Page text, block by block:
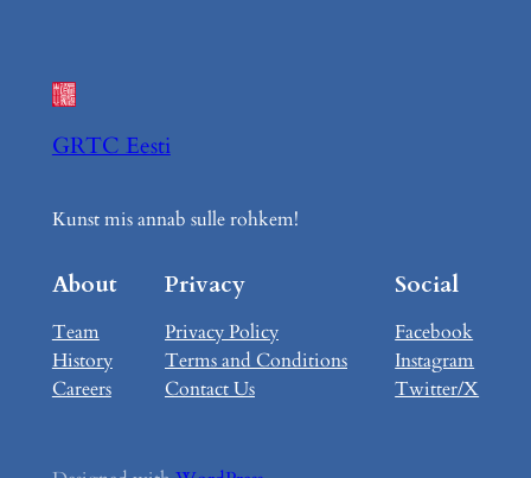
GRTC Eesti
Kunst mis annab sulle rohkem!
About
Team
History
Careers
Privacy
Privacy Policy
Terms and Conditions
Contact Us
Social
Facebook
Instagram
Twitter/X